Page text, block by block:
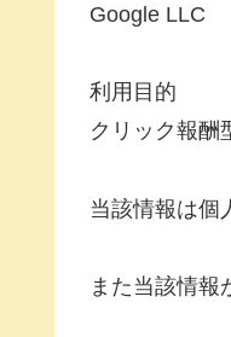
Google LLC
利用目的
クリック報酬
当該情報は個
また当該情報